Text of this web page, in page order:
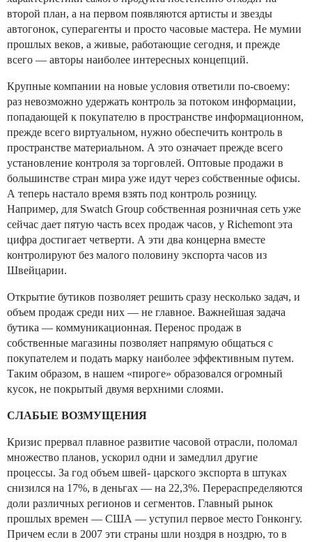
второй план, а на первом появляются артисты и звезды
автогонок, суперагенты и просто часовые мастера. Не мумии
прошлых веков, а живые, работающие сегодня, и прежде
всего — авторы наиболее интересных концепций.
Крупные компании на новые условия ответили по-своему:
раз невозможно удержать контроль за потоком информации,
попадающей к покупателю в пространстве информационном,
прежде всего виртуальном, нужно обеспечить контроль в
пространстве материальном. А это означает прежде всего
установление контроля за торговлей. Оптовые продажи в
большинстве стран мира уже идут через собственные офисы.
А теперь настало время взять под контроль розницу.
Например, для Swatch Group собственная розничная сеть уже
сейчас дает пятую часть всех продаж часов, у Richemont эта
цифра достигает четверти. А эти два концерна вместе
контролируют без малого половину экспорта часов из
Швейцарии.
Открытие бутиков позволяет решить сразу несколько задач, и
объем продаж среди них — не главное. Важнейшая задача
бутика — коммуникационная. Перенос продаж в
собственные магазины позволяет напрямую общаться с
покупателем и подать марку наиболее эффективным путем.
Таким образом, в нашем «пироге» образовался огромный
кусок, не покрытый двумя верхними слоями.
СЛАБЫЕ ВОЗМУЩЕНИЯ
Кризис прервал плавное развитие часовой отрасли, поломал
множество планов, ускорил одни и замедлил другие
процессы. За год объем швей- царского экспорта в штуках
снизился на 17%, в деньгах — на 22,3%. Перераспределяются
доли различных регионов и сегментов. Главный рынок
прошлых времен — США — уступил первое место Гонконгу.
Причем если в 2007 эти страны шли ноздря в ноздрю, то в